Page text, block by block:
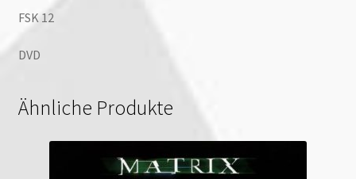
FSK 12
DVD
Ähnliche Produkte